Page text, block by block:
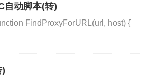
动脚本(转)
FindProxyForURL(url, host) {